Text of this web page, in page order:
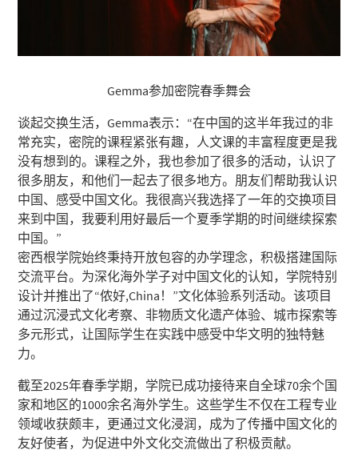
Gemma参加密院春季舞会
谈起交换生活，Gemma表示：“在中国的这半年我过的非
常充实，密院的课程紧张有趣，人文课的丰富程度更是我
没有想到的。课程之外，我也参加了很多的活动，认识了
很多朋友，和他们一起去了很多地方。朋友们帮助我认识
中国、感受中国文化。我很高兴我选择了一年的交换项目
来到中国，我要利用好最后一个夏季学期的时间继续探索
中国。”
密西根学院始终秉持开放包容的办学理念，积极搭建国际
交流平台。为深化海外学子对中国文化的认知，学院特别
设计并推出了“侬好,China！”文化体验系列活动。该项目
通过沉浸式文化考察、非物质文化遗产体验、城市探索等
多元形式，让国际学生在实践中感受中华文明的独特魅
力。
截至2025年春季学期，学院已成功接待来自全球70余个国
家和地区的1000余名海外学生。这些学生不仅在工程专业
领域收获颇丰，更通过文化浸润，成为了传播中国文化的
友好使者，为促进中外文化交流做出了积极贡献。